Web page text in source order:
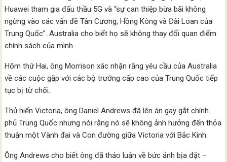
Huawei tham gia đấu thầu 5G và “sự can thiệp bừa bãi không
ngừng vào các vấn đề Tân Cương, Hồng Kông và Đài Loan của
Trung Quốc”. Australia cho biết họ sẽ không thay đổi quan điểm
chính sách của mình.
Hôm thứ Hai, ông Morrison xác nhận rằng yêu cầu của Australia
về các cuộc gặp với các bộ trưởng cấp cao của Trung Quốc tiếp
tục bị từ chối.
Thủ hiến Victoria, ông Daniel Andrews đã lên án gay gắt chính
phủ Trung Quốc nhưng nói rằng nó sẽ không ảnh hưởng đến thỏa
thuận một Vành đai và Con đường giữa Victoria với Bắc Kinh.
Ông Andrews cho biết ông đã thảo luận về bức ảnh bịa đặt –